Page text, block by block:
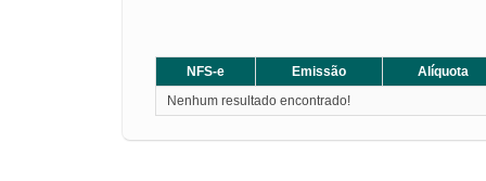
NFS-e Emissão Alíquota
Nenhum resultado encontrado!